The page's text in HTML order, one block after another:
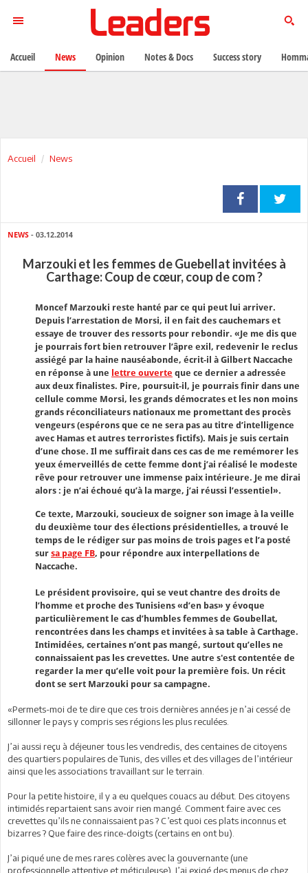
Accueil News
NEWS - 03.12.2014
Marzouki et les femmes de Guebellat invitées à
Carthage: Coup de cœur, coup de com ?
Moncef Marzouki reste hanté par ce qui peut lui arriver.
Depuis l’arrestation de Morsi, il en fait des cauchemars et
essaye de trouver des ressorts pour rebondir. «Je me dis que
je pourrais fort bien retrouver l’âpre exil, redevenir le reclus
assiégé par la haine nauséabonde, écrit-il à Gilbert Naccache
en réponse à une lettre ouverte que ce dernier a adressée
aux deux finalistes. Pire, poursuit-il, je pourrais finir dans une
cellule comme Morsi, les grands démocrates et les non moins
grands réconciliateurs nationaux me promettant des procès
vengeurs (espérons que ce ne sera pas au titre d’intelligence
avec Hamas et autres terroristes fictifs). Mais je suis certain
d’une chose. Il me suffirait dans ces cas de me remémorer les
yeux émerveillés de cette femme dont j’ai réalisé le modeste
rêve pour retrouver une immense paix intérieure. Je me dirai
alors : je n’ai échoué qu’à la marge, j’ai réussi l’essentiel».
Ce texte, Marzouki, soucieux de soigner son image à la veille
du deuxième tour des élections présidentielles, a trouvé le
temps de le rédiger sur pas moins de trois pages et l’a posté
sur sa page FB, pour répondre aux interpellations de
Naccache.
Le président provisoire, qui se veut chantre des droits de
l’homme et proche des Tunisiens «d’en bas» y évoque
particulièrement le cas d’humbles femmes de Goubellat,
rencontrées dans les champs et invitées à sa table à Carthage.
Intimidées, certaines n’ont pas mangé, surtout qu’elles ne
connaissaient pas les crevettes. Une autre s'est contentée de
regarder la mer qu’elle voit pour la première fois. Un récit
dont se sert Marzouki pour sa campagne.
«Permets-moi de te dire que ces trois dernières années je n’ai cessé de
sillonner le pays y compris ses régions les plus reculées.
J’ai aussi reçu à déjeuner tous les vendredis, des centaines de citoyens
des quartiers populaires de Tunis, des villes et des villages de l’intérieur
ainsi que les associations travaillant sur le terrain.
Pour la petite histoire, il y a eu quelques couacs au début. Des citoyens
intimidés repartaient sans avoir rien mangé. Comment faire avec ces
crevettes qu’ils ne connaissaient pas ? C’est quoi ces plats inconnus et
bizarres ? Que faire des rince-doigts (certains en ont bu).
J’ai piqué une de mes rares colères avec la gouvernante (une
professionnelle attentive et méticuleuse). J’ai exigé des menus de chez
Accueil News Opinion Notes & Docs Success story